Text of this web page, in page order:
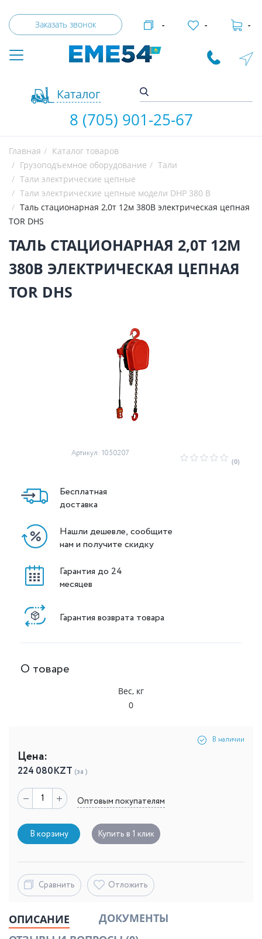
Заказать звонок
Каталог
- - -
8 (705) 901-25-67
Главная
Каталог товаров
Грузоподъемное оборудование
Тали
Тали электрические цепные
Тали электрические цепные модели DHP 380 В
Таль стационарная 2,0т 12м 380В электрическая цепная
TOR DHS
ТАЛЬ СТАЦИОНАРНАЯ 2,0Т 12М
380В ЭЛЕКТРИЧЕСКАЯ ЦЕПНАЯ
TOR DHS
Артикул: 1050207
(0)
Бесплатная
доставка
Нашли дешевле, сообщите
нам и получите скидку
Гарантия до 24
месяцев
Гарантия возврата товара
О товаре
Вес, кг
0
В наличии
Цена:
224 080KZT (за )
Оптовым покупателям
В корзину Купить в 1 клик
Сравнить Отложить
ОПИСАНИЕ
ДОКУМЕНТЫ